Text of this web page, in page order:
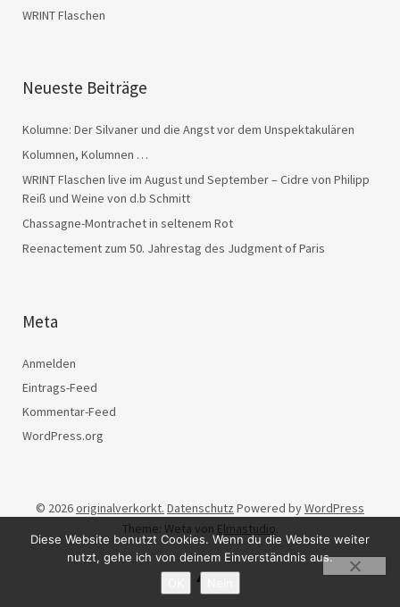
WRINT Flaschen
Neueste Beiträge
Kolumne: Der Silvaner und die Angst vor dem Unspektakulären
Kolumnen, Kolumnen …
WRINT Flaschen live im August und September – Cidre von Philipp
Reiß und Weine von d.b Schmitt
Chassagne-Montrachet in seltenem Rot
Reenactement zum 50. Jahrestag des Judgment of Paris
Meta
Anmelden
Eintrags-Feed
Kommentar-Feed
WordPress.org
© 2026originalverkorkt. Datenschutz Powered byWordPress
Theme: Weta von Elmastudio
Diese Website benutzt Cookies. Wenn du die Website weiter
nutzt, gehe ich von deinem Einverständnis aus.